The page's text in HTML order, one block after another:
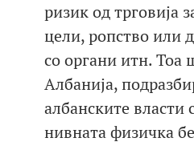
ризик од трговија
цели, ропство или
со органи итн. Тоа
Албанија,
албанските власти
нивната физичка